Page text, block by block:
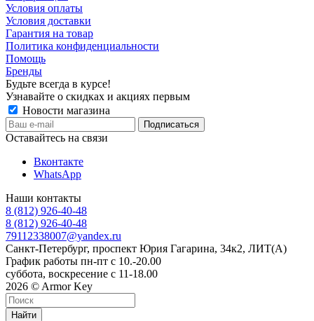
Условия оплаты
Условия доставки
Гарантия на товар
Политика конфиденциальности
Помощь
Бренды
Будьте всегда в курсе!
Узнавайте о скидках и акциях первым
Новости магазина
Оставайтесь на связи
Вконтакте
WhatsApp
Наши контакты
8 (812) 926-40-48
8 (812) 926-40-48
79112338007@yandex.ru
Санкт-Петербург, проспект Юрия Гагарина, 34к2, ЛИТ(А)
График работы пн-пт с 10.-20.00
суббота, воскресение с 11-18.00
2026 © Armor Key
Найти